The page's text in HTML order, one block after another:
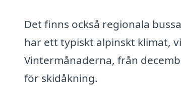
Det finns också regionala
har ett typiskt alpinskt klimat,
Vintermånaderna, från
för skidåkning.